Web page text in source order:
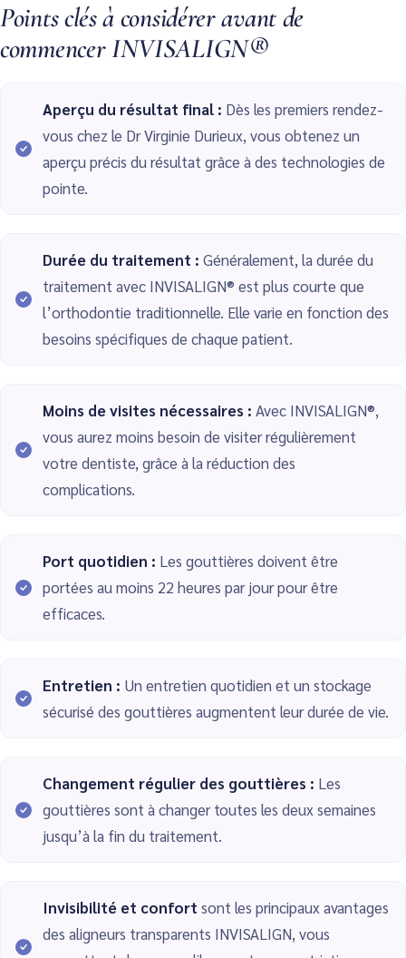
Points clés à considérer avant de
commencer INVISALIGN®
Aperçu du résultat final : Dès les premiers rendez-
vous chez le Dr Virginie Durieux, vous obtenez un
aperçu précis du résultat grâce à des technologies de
pointe.
Durée du traitement : Généralement, la durée du
traitement avec INVISALIGN® est plus courte que
l’orthodontie traditionnelle. Elle varie en fonction des
besoins spécifiques de chaque patient.
Moins de visites nécessaires : Avec INVISALIGN®,
vous aurez moins besoin de visiter régulièrement
votre dentiste, grâce à la réduction des
complications.
Port quotidien : Les gouttières doivent être
portées au moins 22 heures par jour pour être
efficaces.
Entretien : Un entretien quotidien et un stockage
sécurisé des gouttières augmentent leur durée de vie.
Changement régulier des gouttières : Les
gouttières sont à changer toutes les deux semaines
jusqu’à la fin du traitement.
Invisibilité et confort sont les principaux avantages
des aligneurs transparents INVISALIGN, vous